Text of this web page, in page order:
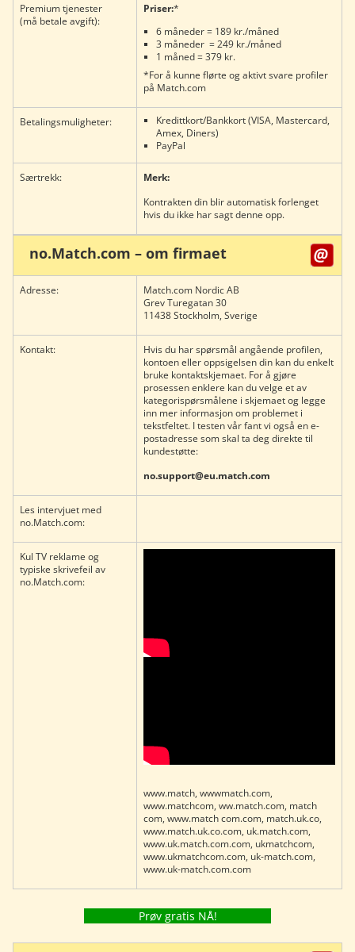
Premium tjenester
(må betale avgift):
Priser:*
6 måneder = 189 kr./måned
3 måneder = 249 kr./måned
1 måned = 379 kr.
*For å kunne flørte og aktivt svare profiler
på Match.com
Betalingsmuligheter:
Kredittkort/Bankkort (VISA, Mastercard,
Amex, Diners)
PayPal
Særtrekk:
Merk:
Kontrakten din blir automatisk forlenget
hvis du ikke har sagt denne opp.
no.Match.com – om firmaet
Adresse:
Match.com Nordic AB
Grev Turegatan 30
11438 Stockholm, Sverige
Kontakt:
Hvis du har spørsmål angående profilen,
kontoen eller oppsigelsen din kan du enkelt
bruke kontaktskjemaet. For å gjøre
prosessen enklere kan du velge et av
kategorispørsmålene i skjemaet og legge
inn mer informasjon om problemet i
tekstfeltet. I testen vår fant vi også en e-
postadresse som skal ta deg direkte til
kundestøtte:
no.support@eu.match.com
Les intervjuet med
no.Match.com:
Kul TV reklame og
typiske skrivefeil av
no.Match.com:
www.match, wwwmatch.com,
www.matchcom, ww.match.com, match
com, www.match com.com, match.uk.co,
www.match.uk.co.com, uk.match.com,
www.uk.match.com.com, ukmatchcom,
www.ukmatchcom.com, uk-match.com,
www.uk-match.com.com
Prøv gratis NÅ!